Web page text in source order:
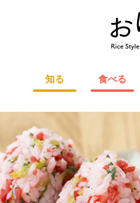
知る 食べる